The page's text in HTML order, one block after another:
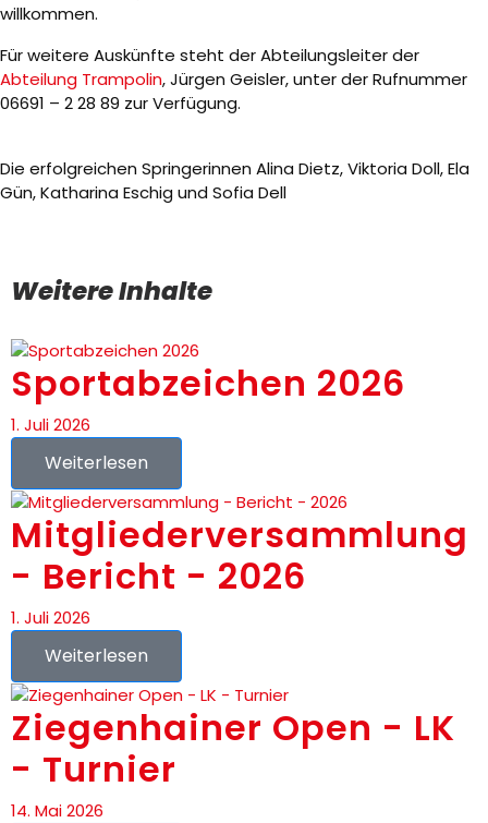
willkommen.
Für weitere Auskünfte steht der Abteilungsleiter der
Abteilung Trampolin, Jürgen Geisler, unter der Rufnummer
06691 – 2 28 89 zur Verfügung.
Die erfolgreichen Springerinnen Alina Dietz, Viktoria Doll, Ela
Gün, Katharina Eschig und Sofia Dell
Weitere Inhalte
Sportabzeichen 2026
1. Juli 2026
Weiterlesen
Mitgliederversammlung
- Bericht - 2026
1. Juli 2026
Weiterlesen
Ziegenhainer Open - LK
- Turnier
14. Mai 2026